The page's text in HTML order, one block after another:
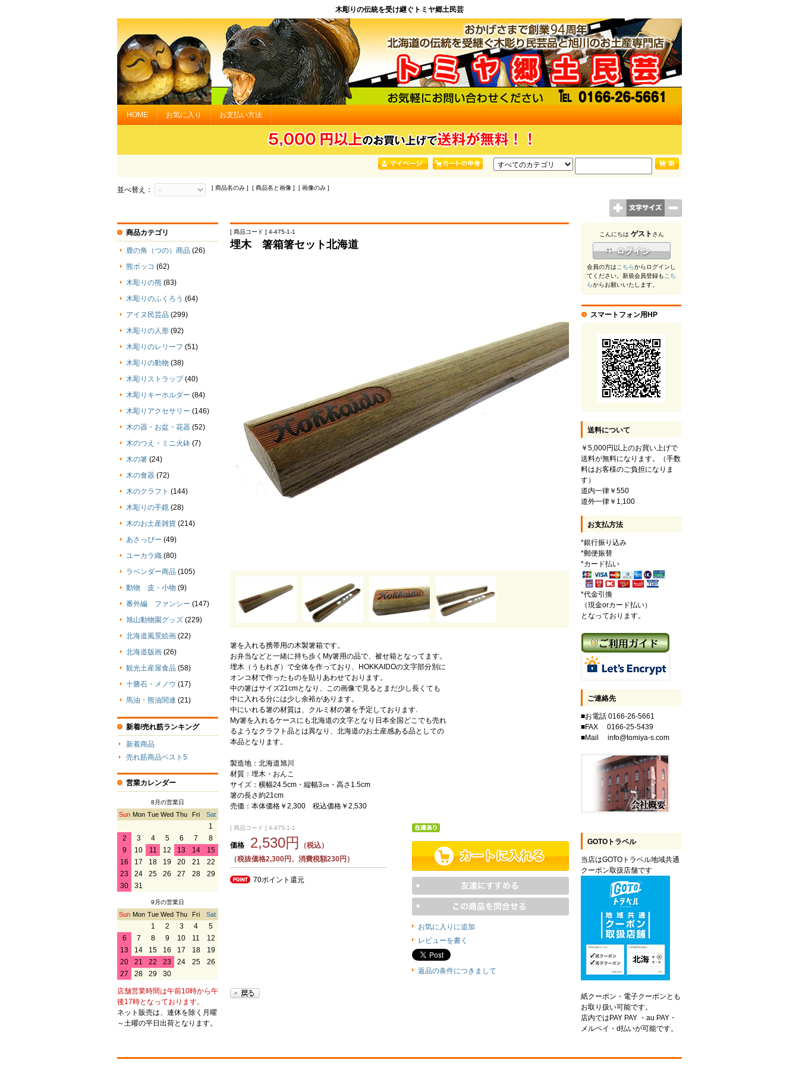
木彫りの伝統を受け継ぐトミヤ郷土民芸
HOME お気に入り お支払い方法
並べ替え： [ 商品名のみ ] [ 商品名と画像 ] [ 画像のみ ]
[ 商品コード ] 4-475-1-1
埋木 箸箱箸セット北海道
箸を入れる携帯用の木製箸箱です。
お弁当などと一緒に持ち歩くMy箸用の品で、被せ箱となってます。
埋木（うもれぎ）で全体を作っており、HOKKAIDOの文字部分別に
オンコ材で作ったものを貼りあわせております。
中の箸はサイズ21cmとなり、この画像で見るとまだ少し長くても
中に入れる分には少し余裕があります。
中にいれる箸の材質は、クルミ材の箸を予定しております.
My箸を入れるケースにも北海道の文字となり日本全国どこでも売れ
るようなクラフト品とは異なり、北海道のお土産感ある品としての
本品となります。
製造地：北海道旭川
材質：埋木・おんこ
サイズ：横幅24.5cm・縦幅3㎝・高さ1.5cm
箸の長さ約21cm
売価：本体価格￥2,300 税込価格￥2,530
[ 商品コード ] 4-475-1-1
価格 2,530円
（税込）
（税抜価格2,300円、消費税額230円）
70ポイント還元
お気に入りに追加
レビューを書く
返品の条件につきまして
商品カテゴリ
鹿の角（つの）商品 (26)
熊ボッコ (62)
木彫りの熊 (83)
木彫りのふくろう (64)
アイヌ民芸品 (299)
木彫りの人形 (92)
木彫りのレリーフ (51)
木彫りの動物 (38)
木彫りストラップ (40)
木彫りキーホルダー (84)
木彫りアクセサリー (146)
木の器・お盆・花器 (52)
木のつえ・ミニ火鉢 (7)
木の箸 (24)
木の食器 (72)
木のクラフト (144)
木彫りの手鏡 (28)
木のお土産雑貨 (214)
あさっぴー (49)
ユーカラ織 (80)
ラベンダー商品 (105)
動物 皮・小物 (9)
番外編 ファンシー (147)
旭山動物園グッズ (229)
北海道風景絵画 (22)
北海道版画 (26)
観光土産屋食品 (58)
十勝石・メノウ (17)
馬油・熊油関連 (21)
新着/売れ筋ランキング
新着商品
売れ筋商品ベスト5
営業カレンダー
8月の営業日
Sun Mon Tue Wed Thu Fri Sat
1
2
3 4 5 6 7
8
9
10 11 12 13 14
15
16
17 18 19 20 21
22
23
24 25 26 27 28
29
30
31
9月の営業日
Sun Mon Tue Wed Thu Fri Sat
1 2 3 4
5
6
7 8 9 10 11
12
13
14 15 16 17 18
19
20
21 22 23 24 25
26
27
28 29 30
店舗営業時間は午前10時から午
後17時となっております。
ネット販売は、連休を除く月曜
～土曜の平日出荷となります。
こんにちは ゲスト さん
会員の方はこちらからログインし
てください。新規会員登録もこち
らからお願いいたします。
スマートフォン用HP
送料について
￥5,000円以上のお買い上げで
送料が無料になります。（手数
料はお客様のご負担になりま
す）
道内一律￥550
道外一律￥1,100
お支払方法
*銀行振り込み
*郵便振替
*カード払い
*代金引換
（現金orカード払い）
となっております。
ご連絡先
■お電話 0166-26-5661
■FAX 0166-25-5439
■Mail info@tomiya-s.com
GOTOトラベル
当店はGOTOトラベル地域共通
クーポン取扱店舗です
紙クーポン・電子クーポンとも
お取り扱い可能です。
店内ではPAY PAY ・au PAY・
メルペイ・d払いが可能です。